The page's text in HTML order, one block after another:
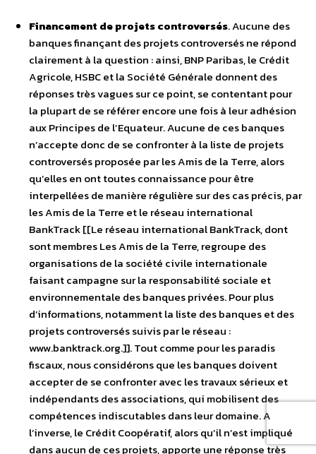
Financement de projets controversés. Aucune des
banques finançant des projets controversés ne répond
clairement à la question : ainsi, BNP Paribas, le Crédit
Agricole, HSBC et la Société Générale donnent des
réponses très vagues sur ce point, se contentant pour
la plupart de se référer encore une fois à leur adhésion
aux Principes de l’Equateur. Aucune de ces banques
n’accepte donc de se confronter à la liste de projets
controversés proposée par les Amis de la Terre, alors
qu’elles en ont toutes connaissance pour être
interpellées de manière régulière sur des cas précis, par
les Amis de la Terre et le réseau international
BankTrack [[Le réseau international BankTrack, dont
sont membres Les Amis de la Terre, regroupe des
organisations de la société civile internationale
faisant campagne sur la responsabilité sociale et
environnementale des banques privées. Pour plus
d’informations, notamment la liste des banques et des
projets controversés suivis par le réseau :
www.banktrack.org.]]. Tout comme pour les paradis
fiscaux, nous considérons que les banques doivent
accepter de se confronter avec les travaux sérieux et
indépendants des associations, qui mobilisent des
compétences indiscutables dans leur domaine. A
l’inverse, le Crédit Coopératif, alors qu’il n’est impliqué
dans aucun de ces projets, apporte une réponse très